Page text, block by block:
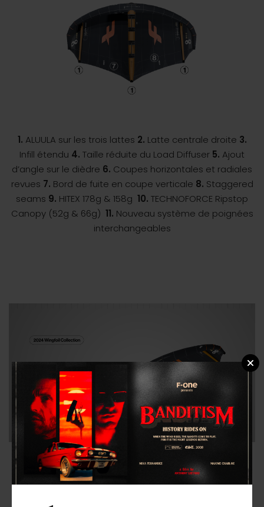
1. ALUULA sur les trois lattes 2. Latte centrale droite 3.
Infill étendu 4. Taille réduite du Load Diffuser 5. Ajout
d’angle sur le dièdre 6. Coupes horizontales et radiales
revues 7. Bord de fuite en coupe verticale 8. Staggered
seams 9. HITEX 178g & 158g 10. TECHNOFORCE Ripstop
Canopy (52g & 66g) 11. Nouveau système de poignées
interchangeables